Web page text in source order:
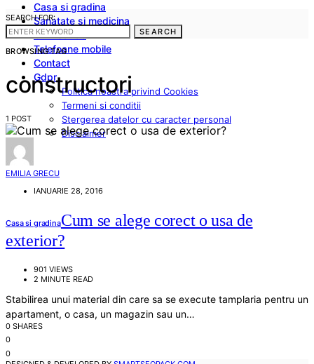
Casa si gradina
Sanatate si medicina
Cum sa fac
Telefoane mobile
Contact
Gdpr
Politica noastra privind Cookies
Termeni si conditii
Stergerea datelor cu caracter personal
Disclaimer
SEARCH FOR:
SEARCH
BROWSING TAG
constructori
1 POST
EMILIA GRECU
IANUARIE 28, 2016
Casa si gradinaCum se alege corect o usa de
exterior?
901 VIEWS
2 MINUTE READ
Stabilirea unui material din care sa se execute tamplaria pentru un
apartament, o casa, un magazin sau un…
0 SHARES
0
0